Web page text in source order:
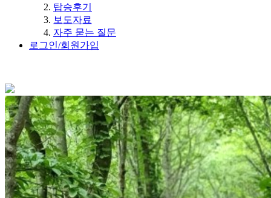
탑승후기
보도자료
자주 묻는 질문
로그인/회원가입